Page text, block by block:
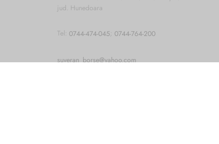
jud. Hunedoara
Tel: 0744-474-045; 0744-764-200
suveran_borse@yahoo.com
Cum vă putem ajuta?